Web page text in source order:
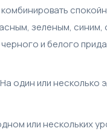
зеленым,
и белого
один или
или нескольких